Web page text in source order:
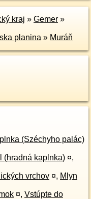
kraj » Gemer »
planina » Muráň
(Széchyho palác)
(hradná kaplnka) ¤,
vrchov ¤, Mlyn
¤, Vstúpte do